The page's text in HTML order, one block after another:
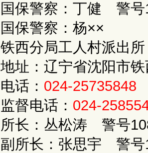
国保警察：丁健 警号
国保警察：杨××
铁西分局工人村派出所
地址：辽宁省沈阳市
电话： 024-25735848
监督电话： 024-
所长：丛松涛 警号
副所长：张思宇 警号